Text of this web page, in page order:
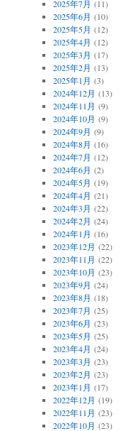
2025年7月 (11)
2025年6月 (10)
2025年5月 (12)
2025年4月 (12)
2025年3月 (17)
2025年2月 (13)
2025年1月 (3)
2024年12月 (13)
2024年11月 (9)
2024年10月 (9)
2024年9月 (9)
2024年8月 (16)
2024年7月 (12)
2024年6月 (2)
2024年5月 (19)
2024年4月 (21)
2024年3月 (22)
2024年2月 (24)
2024年1月 (16)
2023年12月 (22)
2023年11月 (22)
2023年10月 (23)
2023年9月 (24)
2023年8月 (18)
2023年7月 (25)
2023年6月 (23)
2023年5月 (25)
2023年4月 (24)
2023年3月 (23)
2023年2月 (23)
2023年1月 (17)
2022年12月 (19)
2022年11月 (23)
2022年10月 (23)